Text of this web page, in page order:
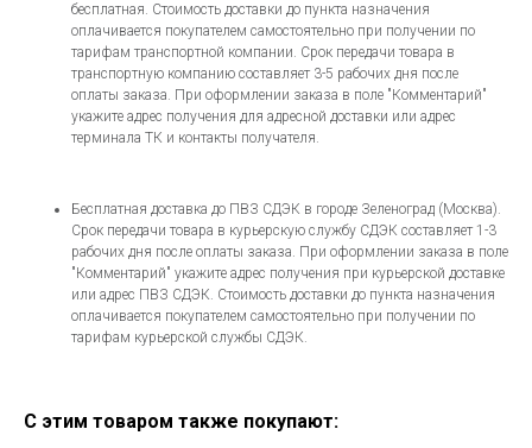
бесплатная. Стоимость доставки до пункта назначения
оплачивается покупателем самостоятельно при получении по
тарифам транспортной компании. Срок передачи товара в
транспортную компанию составляет 3-5 рабочих дня после
оплаты заказа. При оформлении заказа в поле "Комментарий"
укажите адрес получения для адресной доставки или адрес
терминала ТК и контакты получателя.
Бесплатная доставка до ПВЗ СДЭК в городе Зеленоград (Москва).
Срок передачи товара в курьерскую службу СДЭК составляет 1-3
рабочих дня после оплаты заказа. При оформлении заказа в поле
"Комментарий" укажите адрес получения при курьерской доставке
или адрес ПВЗ СДЭК. Стоимость доставки до пункта назначения
оплачивается покупателем самостоятельно при получении по
тарифам курьерской службы СДЭК.
С этим товаром также покупают: